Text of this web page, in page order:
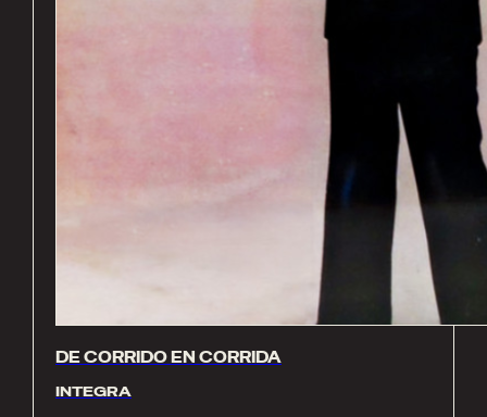
DE CORRIDO EN CORRIDA
INTEGRA